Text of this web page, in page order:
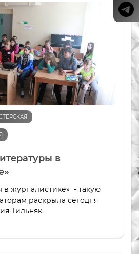
в
в журналистике» - такую
раскрыла сегодня
Тильняк.